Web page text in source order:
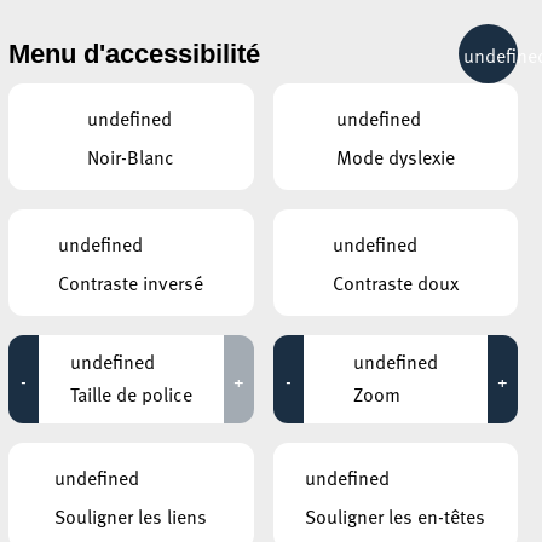
RÉCRÉATION MOBILITÉ
JANVIER FÉVRIER
27 28 29 31
1
2
10 11
15
24 28 1
23°C
Menu d'accessibilité
undefined
Noir-Blanc
undefined
Mode dyslexie
undefined
Contraste inversé
undefined
Contraste doux
-
undefined
Taille de police
+ -
undefined
Zoom
+
undefined
Souligner les liens
undefined
Souligner les en-têtes